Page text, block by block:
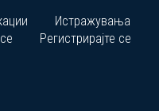
Истражувања
Регистрирајте се